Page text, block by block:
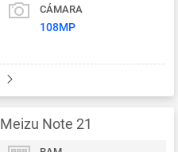
CÁMARA
108MP
Meizu Note 21